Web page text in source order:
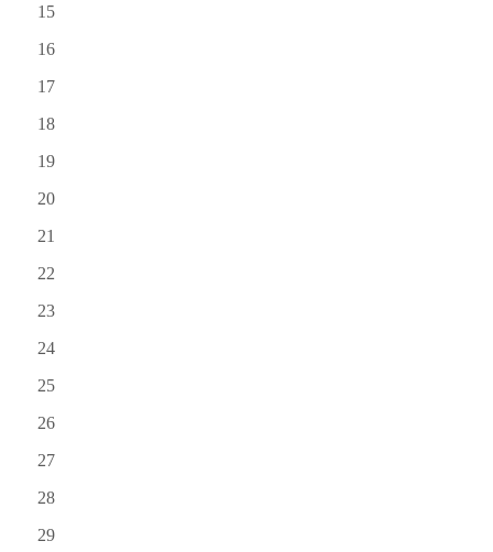
15
16
17
18
19
20
21
22
23
24
25
26
27
28
29